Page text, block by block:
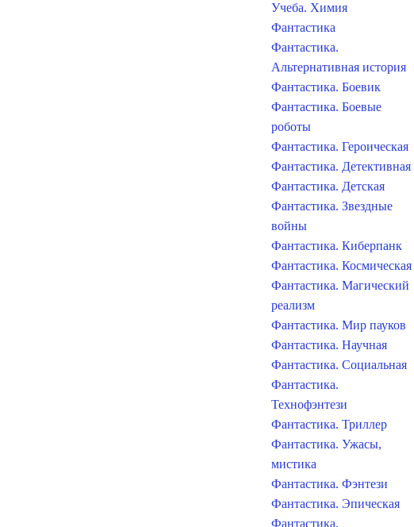
Учеба. Химия
Фантастика
Фантастика.
Альтернативная история
Фантастика. Боевик
Фантастика. Боевые
роботы
Фантастика. Героическая
Фантастика. Детективная
Фантастика. Детская
Фантастика. Звездные
войны
Фантастика. Киберпанк
Фантастика. Космическая
Фантастика. Магический
реализм
Фантастика. Мир пауков
Фантастика. Научная
Фантастика. Социальная
Фантастика.
Технофэнтези
Фантастика. Триллер
Фантастика. Ужасы,
мистика
Фантастика. Фэнтези
Фантастика. Эпическая
Фантастика.